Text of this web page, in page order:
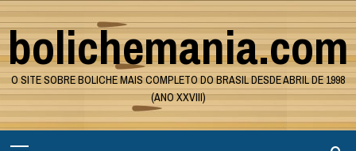
Skip
to
content
bolichemania.com
O SITE SOBRE BOLICHE MAIS COMPLETO DO BRASIL DESDE ABRIL DE 1998
(ANO XXVIII)